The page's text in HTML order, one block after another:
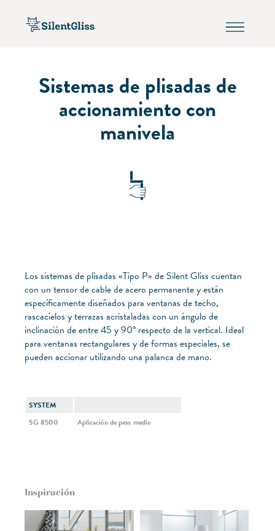
Sistemas de plisadas de
accionamiento con
manivela
Los sistemas de plisadas «Tipo P» de Silent Gliss cuentan
con un tensor de cable de acero permanente y están
específicamente diseñados para ventanas de techo,
rascacielos y terrazas acristaladas con un ángulo de
inclinación de entre 45 y 90° respecto de la vertical. Ideal
para ventanas rectangulares y de formas especiales, se
pueden accionar utilizando una palanca de mano.
SYSTEM
SG 8500
Aplicación de peso medio
Inspiración